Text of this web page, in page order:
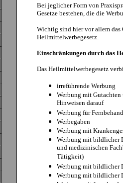
Bei jeglicher Form von
Gesetze bestehen, die die
Wichtig sind hier vor allem das
Heilmittelwerbegesetz.
Einschränkungen durch das
Das Heilmittelwerbegesetz
irreführende Werbung
Werbung mit
Hinweisen darauf
Werbung für
Werbegaben
Werbung mit
Werbung mit bildlicher
und medizinischen
Tätigkeit)
Werbung mit bildlicher
Werbung mit bildlicher